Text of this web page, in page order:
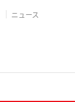
ニュース